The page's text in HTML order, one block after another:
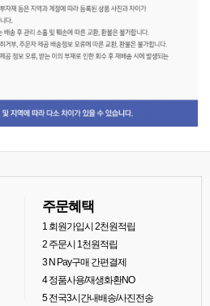
주문혜택
1회원가입시 2천원적립
2주문시 1천원적립
3N Pay구매 간편결제
4정품사용/재생화환NO
5전국3시간내배송/사진전송